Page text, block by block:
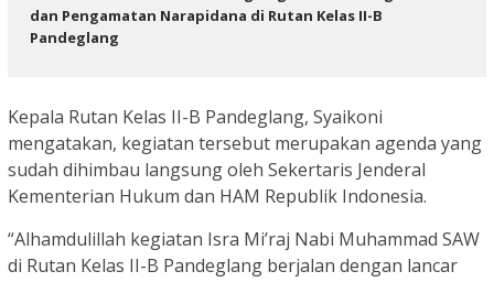
dan Pengamatan Narapidana di Rutan Kelas II-B
Pandeglang
Kepala Rutan Kelas II-B Pandeglang, Syaikoni
mengatakan, kegiatan tersebut merupakan agenda yang
sudah dihimbau langsung oleh Sekertaris Jenderal
Kementerian Hukum dan HAM Republik Indonesia.
“Alhamdulillah kegiatan Isra Mi’raj Nabi Muhammad SAW
di Rutan Kelas II-B Pandeglang berjalan dengan lancar